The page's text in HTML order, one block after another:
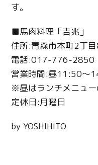
す。
■馬肉料理「吉兆」
住所:青森市本町2丁
電話:017-776-2850
営業時間:昼11:50
※昼はランチメニュー
定休日:月曜日
by YOSHIHITO